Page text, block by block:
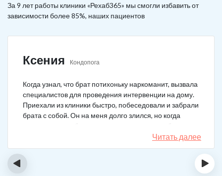
За 9 лет работы клиники «Рехаб365» мы смогли избавить от
зависимости более 85%, наших пациентов
Ксения Кондопога
Когда узнал, что брат потихоньку наркоманит, вызвала
специалистов для проведения интервенции на дому.
Приехали из клиники быстро, побеседовали и забрали
брата с собой. Он на меня долго злился, но когда
понял, что если бы я не пошла на тот шаг, он бы не
выкарабкался. После курса вышел здоровым. Больше
не принимает.
Читать далее
‹ ›